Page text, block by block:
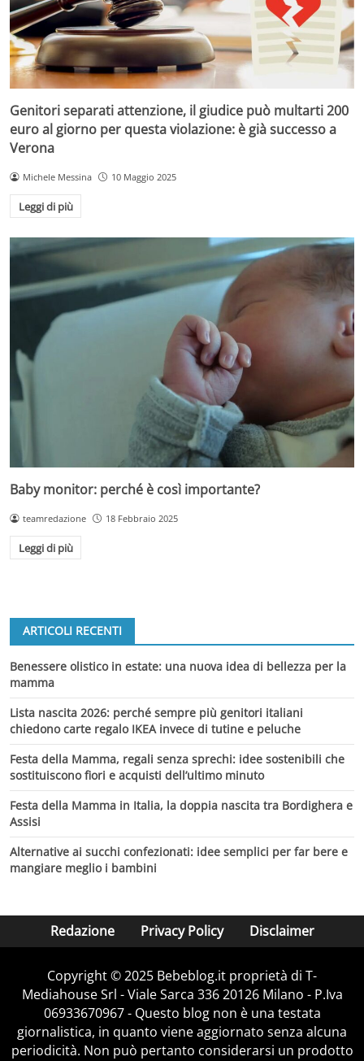
Genitori separati attenzione, il giudice può multarti 200
euro al giorno per questa violazione: è già successo a
Verona
Michele Messina 10 Maggio 2025
Leggi di più
Baby monitor: perché è così importante?
teamredazione 18 Febbraio 2025
Leggi di più
ARTICOLI RECENTI
Benessere olistico in estate: una nuova idea di bellezza per la
mamma
Lista nascita 2026: perché sempre più genitori italiani
chiedono carte regalo IKEA invece di tutine e peluche
Festa della Mamma, regali senza sprechi: idee sostenibili che
sostituiscono fiori e acquisti dell’ultimo minuto
Festa della Mamma in Italia, la doppia nascita tra Bordighera e
Assisi
Alternative ai succhi confezionati: idee semplici per far bere e
mangiare meglio i bambini
Redazione Privacy Policy Disclaimer
Copyright © 2025 Bebeblog.it proprietà di T-
Mediahouse Srl - Viale Sarca 336 20126 Milano - P.Iva
06933670967 - Questo blog non è una testata
giornalistica, in quanto viene aggiornato senza alcuna
periodicità. Non può pertanto considerarsi un prodotto